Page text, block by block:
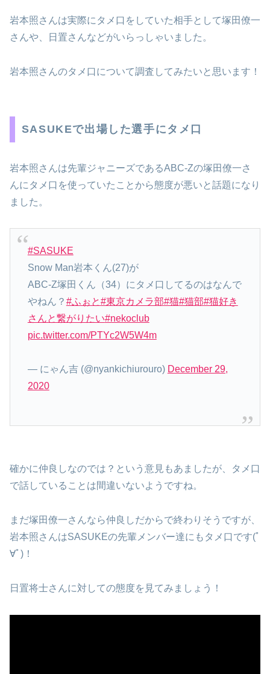
岩本照さんは実際にタメ口をしていた相手として塚田僚一
さんや、日置さんなどがいらっしゃいました。
岩本照さんのタメ口について調査してみたいと思います！
SASUKEで出場した選手にタメ口
岩本照さんは先輩ジャニーズであるABC-Zの塚田僚一さ
んにタメ口を使っていたことから態度が悪いと話題になり
ました。
#SASUKE
Snow Man岩本くん(27)が
ABC-Z塚田くん（34）にタメ口してるのはなんで
やねん？ #ふぉと#東京カメラ部#猫#猫部#猫好き
さんと繋がりたい#nekoclub
pic.twitter.com/PTYc2W5W4m
— にゃん吉 (@nyankichiurouro) December 29,
2020
確かに仲良しなのでは？という意見もあましたが、タメ口
で話していることは間違いないようですね。
まだ塚田僚一さんなら仲良しだからで終わりそうですが、
岩本照さんはSASUKEの先輩メンバー達にもタメ口です(ﾟ
∀ﾟ)！
日置将士さんに対しての態度を見てみましょう！